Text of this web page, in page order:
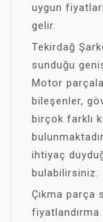
uygun
gelir.
Tekirdağ
sunduğu
Motor
bileşenler,
birçok farklı
ihtiyaç
bulabilirsiniz.
Çıkma parça
fiyatlandırma